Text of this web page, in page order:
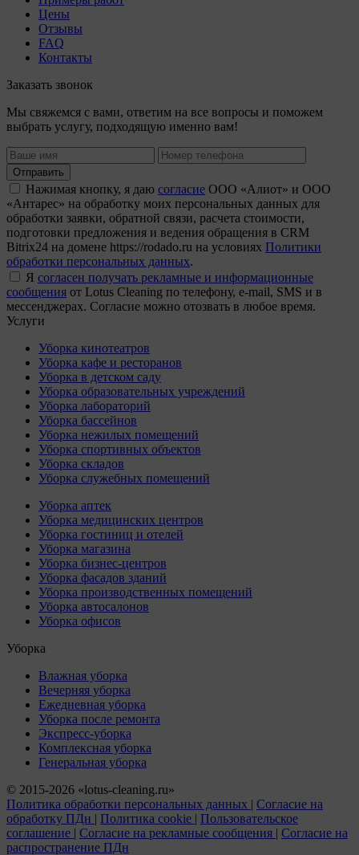
Цены
Отзывы
FAQ
Контакты
Заказать звонок
Мы свяжемся с вами, ответим на все вопросы и поможем
выбрать услугу, подходящую именно вам!
Отправить
Нажимая кнопку, я даю согласие ООО «Алиот» и ООО
«Антарес» на обработку моих персональных данных для
обработки заявки, обратной связи, расчета стоимости,
подготовки предложения и ведения обращения в CRM
Bitrix24 на домене https://rodado.ru на условиях Политики
обработки персональных данных.
Я согласен получать рекламные и информационные
сообщения от Lotus Cleaning по телефону, e-mail, SMS и в
мессенджерах. Согласие можно отозвать в любое время.
Услуги
Уборка кинотеатров
Уборка кафе и ресторанов
Уборка в детском саду
Уборка образовательных учреждений
Уборка лабораторий
Уборка бассейнов
Уборка нежилых помещений
Уборка спортивных объектов
Уборка складов
Уборка служебных помещений
Уборка аптек
Уборка медицинских центров
Уборка гостиниц и отелей
Уборка магазина
Уборка бизнес-центров
Уборка фасадов зданий
Уборка производственных помещений
Уборка автосалонов
Уборка офисов
Уборка
Влажная уборка
Вечерняя уборка
Ежедневная уборка
Уборка после ремонта
Экспресс-уборка
Комплексная уборка
Генеральная уборка
© 2015-2026 «lotus-cleaning.ru»
Политика обработки персональных данных | Согласие на
обработку ПДн | Политика cookie | Пользовательское
соглашение | Согласие на рекламные сообщения | Согласие на
распространение ПДн